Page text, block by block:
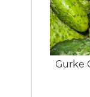
Gurke